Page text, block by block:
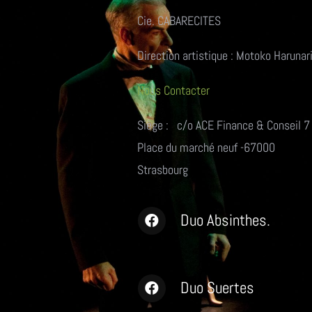
Cie. CABARECITES
Direction artistique : Motoko Harunari
Nous Contacter
Siège : c/o ACE Finance & Conseil 7
Place du marché neuf -67000
Strasbourg
Duo Absinthes.
Duo Suertes